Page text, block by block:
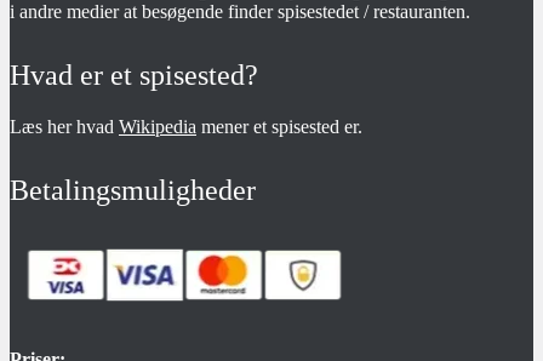
i andre medier at besøgende finder spisestedet / restauranten.
Hvad er et spisested?
Læs her hvad Wikipedia mener et spisested er.
Betalingsmuligheder